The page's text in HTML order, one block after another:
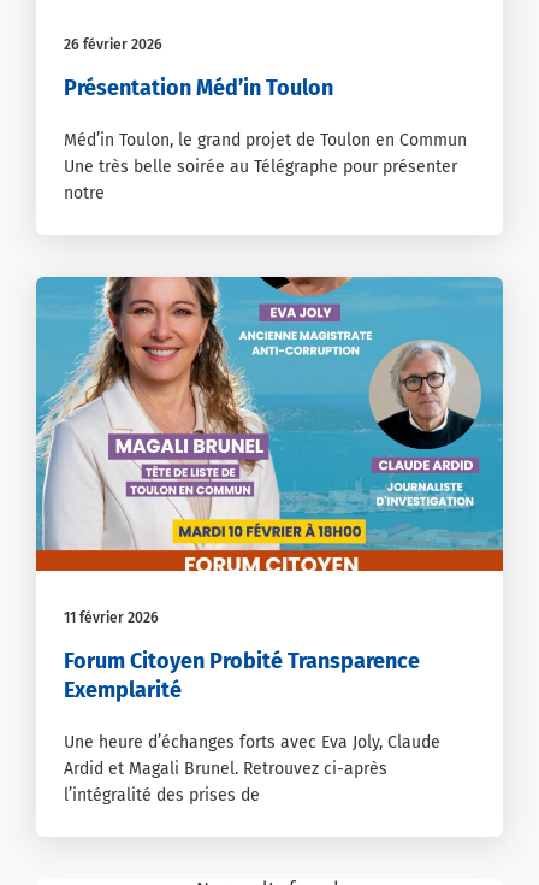
26 février 2026
Présentation Méd’in Toulon
Méd’in Toulon, le grand projet de Toulon en Commun
Une très belle soirée au Télégraphe pour présenter
notre
11 février 2026
Forum Citoyen Probité Transparence
Exemplarité
Une heure d’échanges forts avec Eva Joly, Claude
Ardid et Magali Brunel. Retrouvez ci-après
l’intégralité des prises de